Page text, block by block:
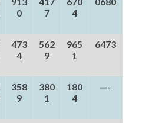
0
7
4
473
4
562
9
965
1
6473
358
9
380
1
180
4
—-